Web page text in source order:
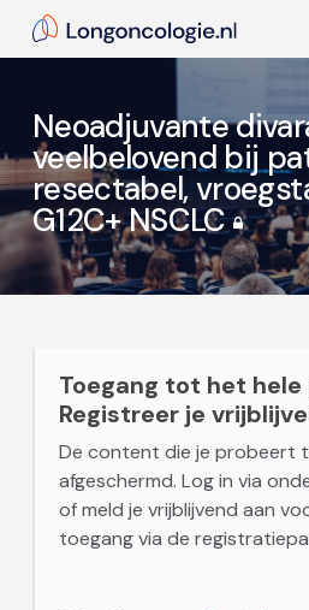
Neoadjuvante
veelbelovend bij
resectabel,
G12C+ NSCLC
Toegang tot het
Registreer je
De content die je probeert
afgeschermd. Log in via
of meld je vrijblijvend aan
toegang via de